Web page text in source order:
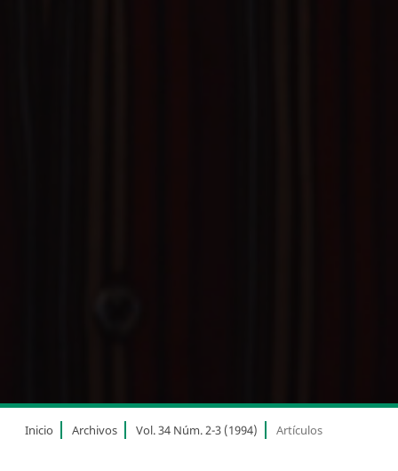
Inicio Archivos Vol. 34 Núm. 2-3 (1994) Artículos